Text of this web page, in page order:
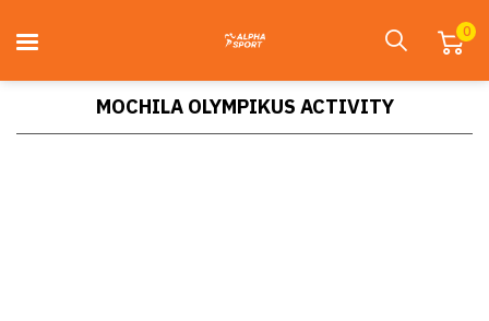
0
MOCHILA OLYMPIKUS ACTIVITY